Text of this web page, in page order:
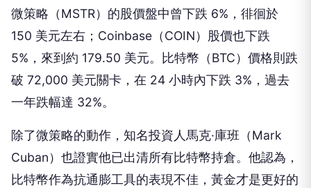
微策略（MSTR）的股價盤中曾下跌 6%，徘徊於
150 美元左右；Coinbase（COIN）股價也下跌
5%，來到約 179.50 美元。比特幣（BTC）價格則跌
破 72,000 美元關卡，在 24 小時內下跌 3%，過去
一年跌幅達 32%。
除了微策略的動作，知名投資人馬克·庫班（Mark
Cuban）也證實他已出清所有比特幣持倉。他認為，
比特幣作為抗通膨工具的表現不佳，黃金才是更好的